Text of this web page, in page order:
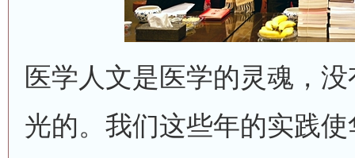
医学人文是医学的灵魂，
光的。我们这些年的实践